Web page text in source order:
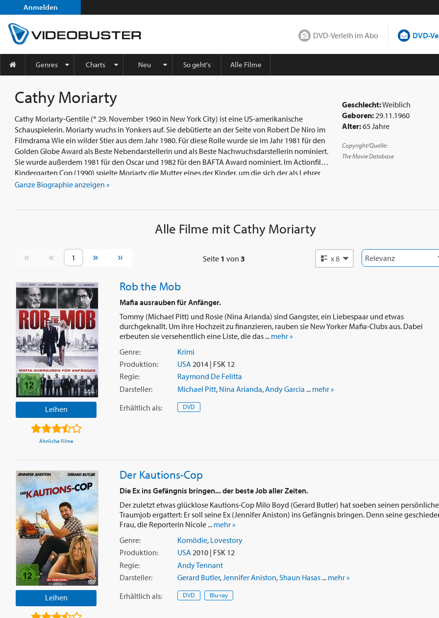
Anmelden
DVD-Verleih im Abo DVD-
Genres Charts Neu So geht's Alle Filme
Cathy Moriarty
Cathy Moriarty-Gentile (* 29. November 1960 in New York City) ist eine US-amerikanische
Schauspielerin. Moriarty wuchs in Yonkers auf. Sie debütierte an der Seite von Robert De Niro im
Filmdrama Wie ein wilder Stier aus dem Jahr 1980. Für diese Rolle wurde sie im Jahr 1981 für den
Golden Globe Award als Beste Nebendarstellerin und als Beste Nachwuchsdarstellerin nominiert.
Sie wurde außerdem 1981 für den Oscar und 1982 für den BAFTA Award nominiert. Im Actionfilm
Kindergarten Cop (1990) spielte Moriarty die Mutter eines der Kinder, um die sich der als Lehrer
getarnte Polizist John Kimble (Arnold Schwarzenegger) kümmert. In der Komödie Vergiß Paris trat
Ganze Biographie anzeigen »
Geschlecht:Weiblich
Geboren:29.11.1960
Alter:65 Jahre
Copyright/Quelle:
The Movie Database
Alle Filme mitCathy Moriarty
Vorherige Seite Nächste Seite Seite 1 von 3 x 8
Leihen
Ähnliche Filme
Rob the Mob
Mafia ausrauben für Anfänger.
Tommy (Michael Pitt) und Rosie (Nina Arianda) sind Gangster, ein Liebespaar und etwas
durchgeknallt. Um ihre Hochzeit zu finanzieren, rauben sie New Yorker Mafia-Clubs aus. Dabei
erbeuten sie versehentlich eine Liste, die das ... mehr »
Genre:
Krimi
Produktion:
USA2014 | FSK 12
Regie:
Raymond De Felitta
Darsteller:
Michael Pitt, Nina Arianda,Andy Garcia ... mehr »
Erhältlich als: DVD
Leihen
Der Kautions-Cop
Die Ex ins Gefängnis bringen... der beste Job aller Zeiten.
Der zuletzt etwas glücklose Kautions-Cop Milo Boyd (Gerard Butler) hat soeben seinen
Traumjob ergattert: Er soll seine Ex (Jennifer Aniston) ins Gefängnis bringen. Denn seine
Frau, die Reporterin Nicole ... mehr »
Genre:
Komödie, Lovestory
Produktion:
USA2010 | FSK 12
Regie:
Andy Tennant
Darsteller:
Gerard Butler, Jennifer Aniston, Shaun Hasas... mehr »
Erhältlich als: DVD Blu-ray